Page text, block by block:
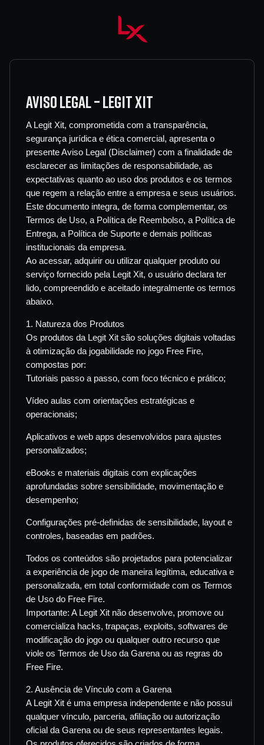
AVISO LEGAL – LEGIT XIT
A Legit Xit, comprometida com a transparência,
segurança jurídica e ética comercial, apresenta o
presente Aviso Legal (Disclaimer) com a finalidade de
esclarecer as limitações de responsabilidade, as
expectativas quanto ao uso dos produtos e os termos
que regem a relação entre a empresa e seus usuários.
Este documento integra, de forma complementar, os
Termos de Uso, a Política de Reembolso, a Política de
Entrega, a Política de Suporte e demais políticas
institucionais da empresa.
Ao acessar, adquirir ou utilizar qualquer produto ou
serviço fornecido pela Legit Xit, o usuário declara ter
lido, compreendido e aceitado integralmente os termos
abaixo.
1. Natureza dos Produtos
Os produtos da Legit Xit são soluções digitais voltadas
à otimização da jogabilidade no jogo Free Fire,
compostas por:
Tutoriais passo a passo, com foco técnico e prático;
Vídeo aulas com orientações estratégicas e
operacionais;
Aplicativos e web apps desenvolvidos para ajustes
personalizados;
eBooks e materiais digitais com explicações
aprofundadas sobre sensibilidade, movimentação e
desempenho;
Configurações pré-definidas de sensibilidade, layout e
controles, baseadas em padrões.
Todos os conteúdos são projetados para potencializar
a experiência de jogo de maneira legítima, educativa e
personalizada, em total conformidade com os Termos
de Uso do Free Fire.
Importante: A Legit Xit não desenvolve, promove ou
comercializa hacks, trapaças, exploits, softwares de
modificação do jogo ou qualquer outro recurso que
viole os Termos de Uso da Garena ou as regras do
Free Fire.
2. Ausência de Vínculo com a Garena
A Legit Xit é uma empresa independente e não possui
qualquer vínculo, parceria, afiliação ou autorização
oficial da Garena ou de seus representantes legais.